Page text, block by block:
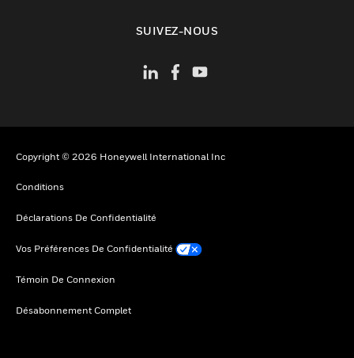
SUIVEZ-NOUS
Copyright © 2026 Honeywell International Inc
Conditions
Déclarations De Confidentialité
Vos Préférences De Confidentialité
Témoin De Connexion
Désabonnement Complet